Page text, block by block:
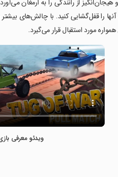
را قفل‌گشایی کنید. با چالش‌های
مورد استقبال قرار می‌گیرد.
ویدئو معرفی